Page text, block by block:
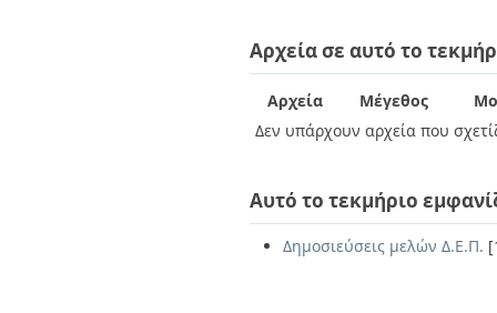
Αρχεία σε αυτό το
Αρχεία Μέγεθος
Δεν υπάρχουν αρχεία που
Αυτό το τεκμήριο
Δημοσιεύσεις μελών Δ.Ε.Π.